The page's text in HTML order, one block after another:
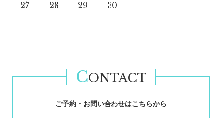
27 28 29 30
CONTACT
ご予約・お問い合わせはこちらから